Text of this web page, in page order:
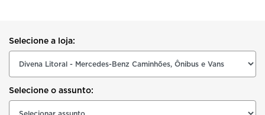
Selecione a loja:
Selecione o assunto: